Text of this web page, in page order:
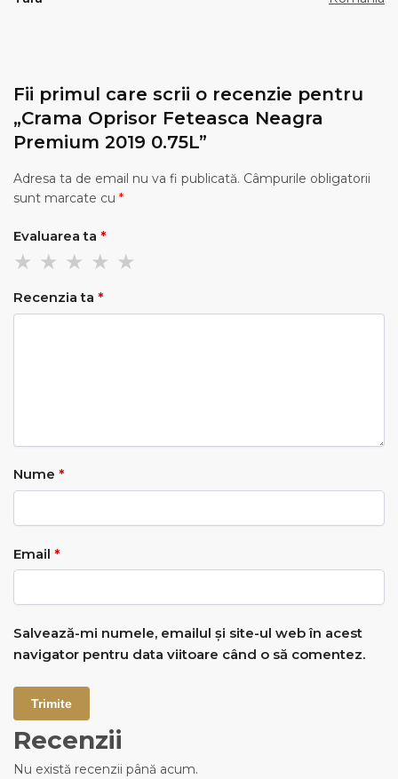
Recenzii
Nu există recenzii până acum.
Fii primul care scrii o recenzie pentru
„Crama Oprisor Feteasca Neagra
Premium 2019 0.75L”
Adresa ta de email nu va fi publicată. Câmpurile obligatorii
sunt marcate cu *
Evaluarea ta *
Recenzia ta *
Nume *
Email *
Salvează-mi numele, emailul și site-ul web în acest
navigator pentru data viitoare când o să comentez.